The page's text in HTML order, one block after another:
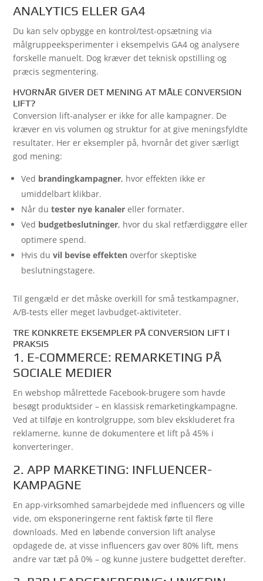
ANALYTICS ELLER GA4
Du kan selv opbygge en kontrol/test-opsætning via
målgruppeeksperimenter i eksempelvis GA4 og analysere
forskelle manuelt. Dog kræver det teknisk opstilling og
præcis segmentering.
HVORNÅR GIVER DET MENING AT MÅLE CONVERSION
LIFT?
Conversion lift-analyser er ikke for alle kampagner. De
kræver en vis volumen og struktur for at give meningsfyldte
resultater. Her er eksempler på, hvornår det giver særligt
god mening:
Ved brandingkampagner, hvor effekten ikke er
umiddelbart klikbar.
Når dutester nye kanaler eller formater.
Ved budgetbeslutninger, hvor du skal retfærdiggøre eller
optimere spend.
Hvis duvil bevise effekten overfor skeptiske
beslutningstagere.
Til gengæld er det måske overkill for små testkampagner,
A/B-tests eller meget lavbudget-aktiviteter.
TRE KONKRETE EKSEMPLER PÅ CONVERSION LIFT I
PRAKSIS
1. E-COMMERCE: REMARKETING PÅ
SOCIALE MEDIER
En webshop målrettede Facebook-brugere som havde
besøgt produktsider – en klassisk remarketingkampagne.
Ved at tilføje en kontrolgruppe, som blev ekskluderet fra
reklamerne, kunne de dokumentere et lift på 45% i
konverteringer.
2. APP MARKETING: INFLUENCER-
KAMPAGNE
En app-virksomhed samarbejdede med influencers og ville
vide, om eksponeringerne rent faktisk førte til flere
downloads. Med en løbende conversion lift analyse
opdagede de, at visse influencers gav over 80% lift, mens
andre var tæt på 0% – og kunne justere budgettet derefter.